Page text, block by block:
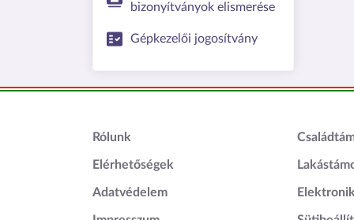
bizonyítványok elismerése
Gépkezelői jogosítvány
Lábléc1
Rólunk
Elérhetőségek
Adatvédelem